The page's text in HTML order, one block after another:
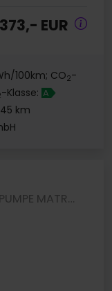
373,- EUR
100km; CO2-
-Klasse: A
km
Elroq 60 SPORTLINE AHK WÄRMEPUMPE MATRIXLED LM20